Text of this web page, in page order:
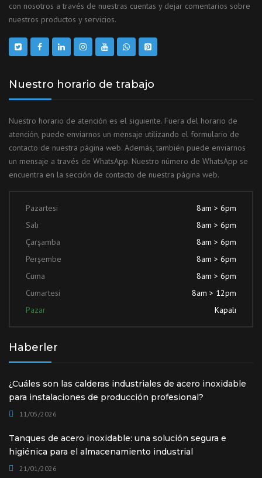
con nosotros a través de nuestras cuentas y dejar comentarios sobre
nuestros productos y servicios.
Nuestro horario de trabajo
Nuestro horario de atención es el siguiente. Fuera del horario de
atención, puede enviarnos un mensaje utilizando el formulario de
contacto de nuestra página web. Además, también puede enviarnos
un mensaje a través de WhatsApp. Nuestro número de WhatsApp se
encuentra en la sección de contacto de nuestra página web.
Pazartesi
8am > 6pm
Salı
8am > 6pm
Çarşamba
8am > 6pm
Perşembe
8am > 6pm
Cuma
8am > 6pm
Cumartesi
8am > 12pm
Pazar
Kapalı
Haberler
¿Cuáles son las calderas industriales de acero inoxidable
para instalaciones de producción profesional?
11/05/2026
Tanques de acero inoxidable: una solución segura e
higiénica para el almacenamiento industrial
21/01/2026